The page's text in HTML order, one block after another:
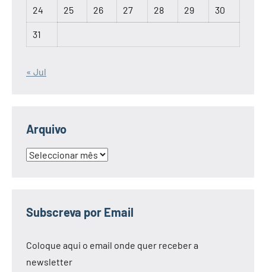
24 25 26 27 28 29 30
31
« Jul
Arquivo
Arquivo
Subscreva por Email
Coloque aqui o email onde quer receber a
newsletter